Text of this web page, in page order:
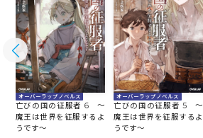
オーバーラップノベルス
亡びの国の征服者 6 ～
魔王は世界を征服するよ
うです～
オーバーラップノベルス
亡びの国の征服者 5 ～
魔王は世界を征服するよ
うです～